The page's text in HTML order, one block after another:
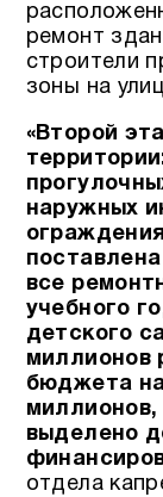
ремонт
строители
зоны на
«Второй
наружных
все
учебного
детского
миллионов
бюджета
миллионов,
выделено
отдела